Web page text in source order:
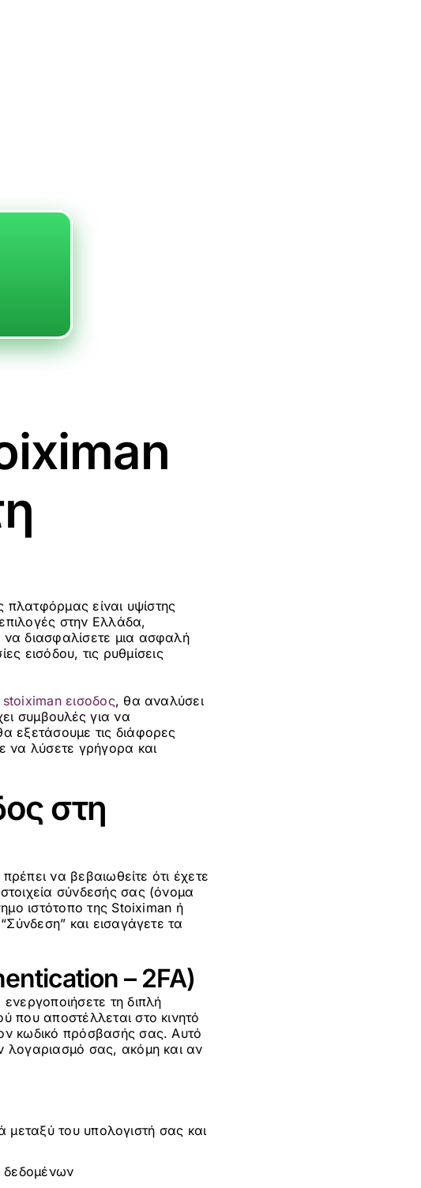
πλατφόρμας είναι υψίστης
στην Ελλάδα,
διασφαλίσετε μια ασφαλή
εισόδου, τις ρυθμίσεις
stoiximan εισοδος, θα αναλύσει
συμβουλές για να
εξετάσουμε τις διάφορες
να λύσετε γρήγορα και
στη
να βεβαιωθείτε ότι έχετε
σύνδεσής σας (όνομα
ιστότοπο της Stoiximan ή
και εισαγάγετε τα
– 2FA)
τη διπλή
που αποστέλλεται στο κινητό
κωδικό πρόσβασής σας. Αυτό
λογαριασμό σας, ακόμη και αν
του υπολογιστή σας και
δεδομένων